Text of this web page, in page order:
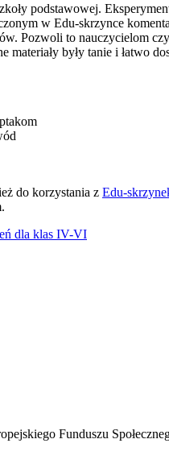
podstawowej.
w Edu-skrzynce
Pozwoli to nauczycielom
były tanie i łatwo
do korzystania z Edu-
dla klas IV-VI
Funduszu